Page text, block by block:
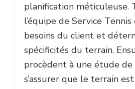
planification méticuleuse.
l’équipe de Service
besoins du client et
spécificités du terrain.
procèdent à une étude
s’assurer que le terrain